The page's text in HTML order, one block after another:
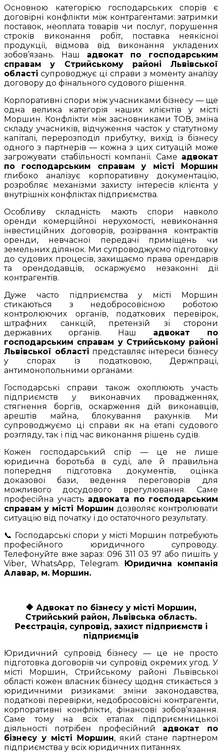
Основною категорією господарських спорів є
договірні конфлікти між контрагентами: затримки
поставок, неоплата товарів чи послуг, порушення
строків виконання робіт, поставка неякісної
продукції, відмова від виконання укладених
зобов’язань. Наш адвокат по господарським
справам у Стрийському районі Львівської
області супроводжує ці справи з моменту аналізу
договору до фінального судового рішення.
Корпоративні спори між учасниками бізнесу — ще
одна велика категорія наших клієнтів у місті
Моршин. Конфлікти між засновниками ТОВ, зміна
складу учасників, відчуження часток у статутному
капіталі, перерозподіл прибутку, вихід із бізнесу
одного з партнерів — кожна з цих ситуацій може
загрожувати стабільності компанії. Саме адвокат
по господарським справам у місті Моршин
глибоко аналізує корпоративну документацію,
розробляє механізми захисту інтересів клієнта у
внутрішніх конфліктах підприємства.
Особливу складність мають спори навколо
оренди комерційної нерухомості, невиконання
інвестиційних договорів, розірвання контрактів
оренди, невчасної передачі приміщень чи
земельних ділянок. Ми супроводжуємо підготовку
до судових процесів, захищаємо права орендарів
та орендодавців, оскаржуємо незаконні дії
контрагентів.
Дуже часто підприємства у місті Моршин
стикаються з недобросовісною роботою
контролюючих органів, податкових перевірок,
штрафних санкцій, претензій зі сторони
державних органів. Наш адвокат по
господарським справам у Стрийському районі
Львівської області представляє інтереси бізнесу
у спорах із податковою, Держпраці,
антимонопольними органами.
Господарські справи також охоплюють участь
підприємств у виконавчих провадженнях,
стягнення боргів, оскарження дій виконавців,
арештів майна, блокування рахунків. Ми
супроводжуємо ці справи як на етапі судового
розгляду, так і під час виконання рішень судів.
Кожен господарський спір — це не лише
юридична боротьба в суді, але й правильна
попередня підготовка документів, оцінка
доказової бази, ведення переговорів для
можливого досудового врегулювання. Саме
професійна участь адвоката по господарським
справам у місті Моршин дозволяє контролювати
ситуацію від початку і до остаточного результату.
📞 Господарські спори у місті Моршин потребують
професійного юридичного супроводу.
Телефонуйте вже зараз: 096 311 03 97 або пишіть у
Viber, WhatsApp, Telegram. Юридична компанія
Алавар, м. Моршин.
🔶 Адвокат по бізнесу у місті Моршин,
Стрийський район, Львівська область.
Реєстрація, супровід, захист підприємств і
підприємців
Юридичний супровід бізнесу — це не просто
підготовка договорів чи супровід окремих угод. У
місті Моршин, Стрийському районі Львівської
області кожен власник бізнесу щодня стикається з
юридичними ризиками: зміни законодавства,
податкові перевірки, недобросовісні контрагенти,
корпоративні конфлікти, фінансові зобов’язання.
Саме тому на всіх етапах підприємницької
діяльності потрібен професійний адвокат по
бізнесу у місті Моршин, який стане партнером
підприємства у всіх юридичних питаннях.